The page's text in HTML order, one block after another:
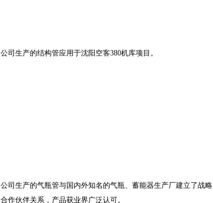
公司生产的结构管应用于沈阳空客380机库项目。
公司生产的气瓶管与国内外知名的气瓶、蓄能器生产厂建立了战略
合作伙伴关系，产品获业界广泛认可。